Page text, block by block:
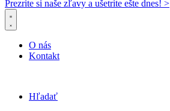
Prezrite si naše zľavy a ušetrite ešte dnes! >​
O nás
Kontakt
Hľadať